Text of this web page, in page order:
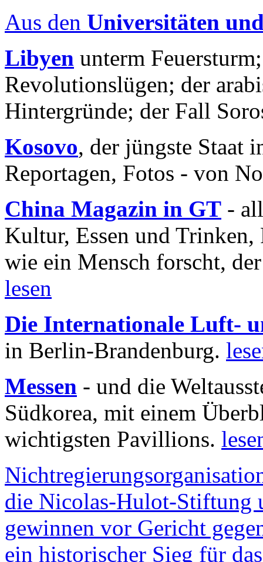
Aus den Universitäten
Libyen unterm
Revolutionslügen; der
Hintergründe; der Fall
Kosovo, der jüngste Staat
Reportagen, Fotos - von
China Magazin in GT -
Kultur, Essen und
wie ein Mensch forscht,
lesen
Die Internationale Luft-
in Berlin-Brandenburg.
Messen - und die
Südkorea, mit einem
wichtigsten Pavillions.
die Nicolas-Hulot-Stiftung
gewinnen vor Gericht
ein historischer Sieg für